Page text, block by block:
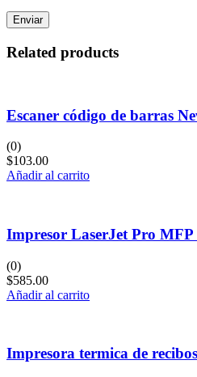
Related products
Escaner código de barras
(0)
$103.00
Añadir al carrito
Impresor LaserJet Pro
(0)
$585.00
Añadir al carrito
Impresora termica de